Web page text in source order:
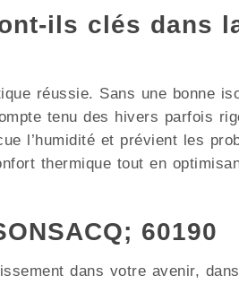
ils clés dans
réussie. Sans une bonne
tenu des hivers parfois
l’humidité et prévient les
thermique tout en
60190
dans votre avenir,